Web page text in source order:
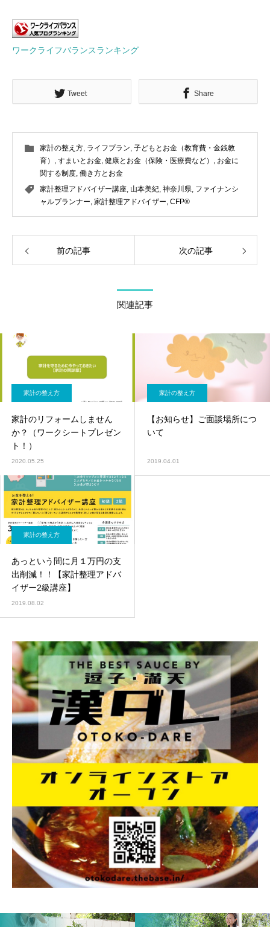
ワークライフバランスランキング
Tweet Share
家計の整え方, ライフプラン, 子どもとお金（教育費・金銭教
育） , すまいとお金, 健康とお金（保険・医療費など） , お金に
関する制度, 働き方とお金
家計整理アドバイザー講座, 山本美紀, 神奈川県, ファイナンシ
ャルプランナー, 家計整理アドバイザー, CFP®
前の記事 次の記事
関連記事
家計の整え方
家計のリフォームしません
か？（ワークシートプレゼン
ト！）
2020.05.25
家計の整え方
【お知らせ】ご面談場所につ
いて
2019.04.01
家計の整え方
あっという間に月１万円の支
出削減！！【家計整理アドバ
イザー2級講座】
2019.08.02